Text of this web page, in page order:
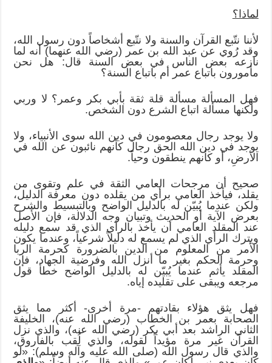
لماذا؟
لأننا نتّبع القرآن والسنة ولا نتّبع أشخاصاً دون رسول الله،
وقد رُوي عن عبد الله بن عمر (رضي الله عنهما) أنه لما
نازعه بعض الناس في بعض السنة قال: هل نحن
مأمورون باتباع عمر أم باتباع السنة؟
فهل المسألة مسألة قلة ثقة بأبي بكر وعمر؟ لا وربي
ولكنها مسألة اتباع الشرع دون الشخص.
ولا يوجد رجال معصومون في دين الله سوى الأنبياء، ولا
يوجد في دين الله الحق رجال كأنهم نائبون عن الله في
الأرضِ، أو كأنهم ينطقون وحياً.
صحيح أن مرجحات العامي الثقة في علم وتقوى من
يقلد، فيأخذ العامي برأي من يقلده دون معرفة الدليل،
ولكن عندما يُبيّن له بالدليل الواضح وبالتبسيط والشرح
بعرض الآية أو الحديث وتبيان وجه الدلالة، فإن الأصل
عند المقلد العامي أن يأخذ بالرأي الذي قد سمع دليله
ويترك الرأي الذي لم يسمع له دليلاً شرعياً، وعندما يكون
الأمر من المعلوم من الدين بالضرورة كحرمة الربا
وحرمة الحكم بغير ما أنزل الله وفرضية الجهاد، فإن
المقلد يأثم عندما يُبيّن له بالدليل الواضح خطأ قول
مرجعه ويبقى على تقليده إياه.
فهل يثق هؤلاء بقادتهم -مرة أخرى- أكثر مما يثق
الصحابة بعمر بن الخطاب (رضي الله عنه)، الخليفة
الثاني الراشد بعد أبي بكر (رضي الله عنه)، والذي نزل
القرآن غير مرة مؤيداً لقوله، والذي لُقب بالفاروق،
والذي قال رسول الله (صلى الله عليه وآله وسلم): «لو